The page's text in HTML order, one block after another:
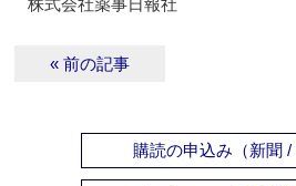
株式会社薬事日報社
« 前の記事
購読の申込み（新聞 /